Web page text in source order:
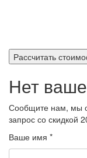
Рассчитать
Нет
Сообщите нам, мы
запрос со скидкой
Ваше имя *